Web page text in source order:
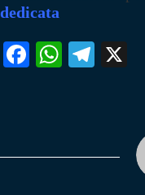
dedicata
Fa W
pp
Te
m